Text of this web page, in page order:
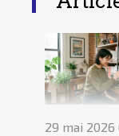
29 mai 2026